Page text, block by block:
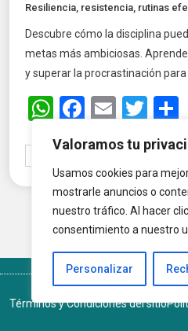
Valoramos tu
Usamos cookies para
mostrarle anuncios o
nuestro tráfico. Al hacer
consentimiento a nuestro
Personalizar
Resiliencia resistencia rutinas
Descubre cómo la disciplina
metas más ambiciosas.
y superar la procrastinación para
WhatsApp
Facebook
Email
Términos y Condiciones del sitio